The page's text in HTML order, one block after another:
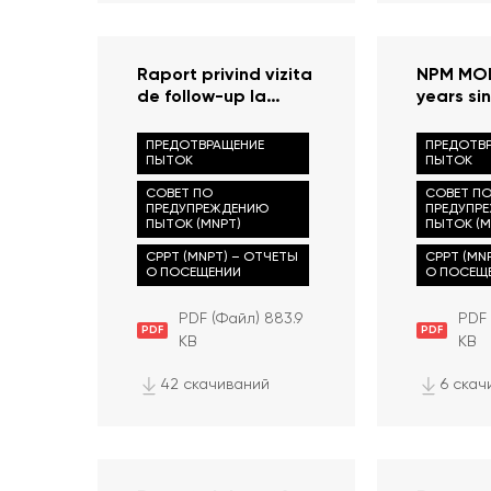
Raport privind vizita
de follow-up la
Brănești din 08
august 2023
PDF
PDF (Файл) 883.9
KB
ПРЕДОТВРАЩЕНИЕ
ПЫТОК
СОВЕТ ПО
ПРЕДУПРЕЖДЕНИЮ
ПЫТОК (MNPT)
CPPT (MNPT) – ОТЧЕТЫ
О ПОСЕЩЕНИИ
42 скачиваний
NPM
years
CAT on
PDF
KB
ПЫТОК
СОВЕТ ПО
ПЫТОК
CPPT
О
6